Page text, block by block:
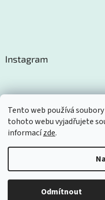
Tento web používá
tohoto webu vyjadřujete
informacízde.
Odmítnout
Instagram
Sledovat na
Copyright 2026